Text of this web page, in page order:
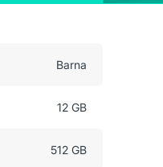
Barna
12 GB
512 GB